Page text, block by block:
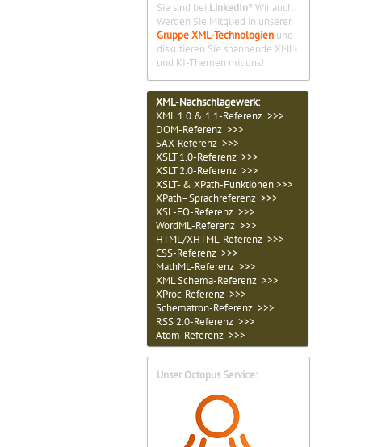
Sie sind bei LinkedIn? Wir auch.
Werden Sie Mitglied in unserer
Gruppe XML-Technologien und
diskutieren Sie spannende XML-
und KI-Themen mit uns!
XML-Nachschlagewerk:
XML 1.0 & 1.1-Referenz >>>
DOM-Referenz >>>
SAX-Referenz >>>
XSLT 1.0-Referenz >>>
XSLT 2.0-Referenz >>>
XSLT- & XPath-Funktionen >>>
XPath–Sprachreferenz >>>
XSL-FO-Referenz >>>
WordML-Referenz >>>
HTML/XHTML-Referenz >>>
CSS-Referenz >>>
MathML-Referenz >>>
XML Schema-Referenz >>>
XProc-Referenz >>>
Schematron-Referenz >>>
RSS 2.0-Referenz >>>
Atom-Referenz >>>
Unser Octopus Service: